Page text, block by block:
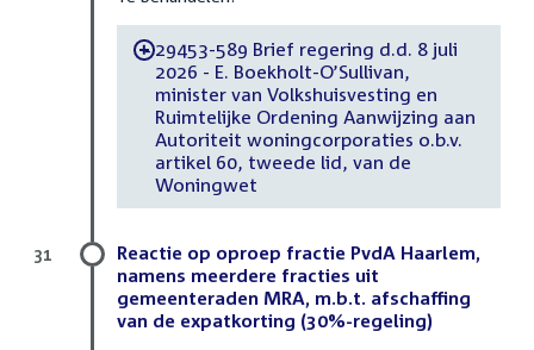
-29453-589 Brief regering d.d. 8 juli
2026 - E. Boekholt-O’Sullivan,
minister van Volkshuisvesting en
Ruimtelijke Ordening Aanwijzing aan
Autoriteit woningcorporaties o.b.v.
artikel 60, tweede lid, van de
Woningwet
Reactie op oproep fractie PvdA Haarlem,
namens meerdere fracties uit
gemeenteraden MRA, m.b.t. afschaffing
van de expatkorting (30%-regeling)
31